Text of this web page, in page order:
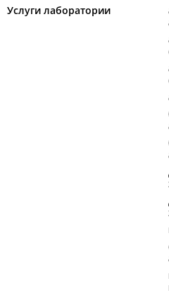
Услуги лаборатории